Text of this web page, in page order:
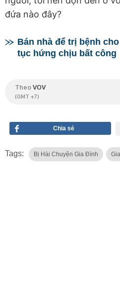
đứa nào đây?
Bán nhà để trị bệnh
tục hứng chịu bất công
TheoVOV
(GMT +7)
Chia sẻ
Tags: Bị Hài Chuyện Gia Đình